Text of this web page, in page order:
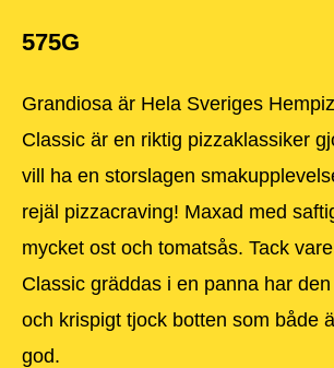
575G
Grandiosa är Hela Sveriges
Classic är en riktig pizzaklassiker
vill ha en storslagen
rejäl pizzacraving! Maxad med
mycket ost och tomatsås. Tack
Classic gräddas i en panna har
och krispigt tjock botten som både
god.